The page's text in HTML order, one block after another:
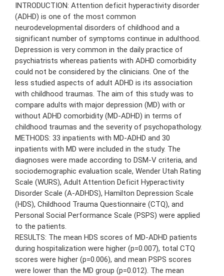
INTRODUCTION: Attention deficit hyperactivity disorder
(ADHD) is one of the most common
neurodevelopmental disorders of childhood and a
significant number of symptoms continue in adulthood.
Depression is very common in the daily practice of
psychiatrists whereas patients with ADHD comorbidity
could not be considered by the clinicians. One of the
less studied aspects of adult ADHD is its association
with childhood traumas. The aim of this study was to
compare adults with major depression (MD) with or
without ADHD comorbidity (MD-ADHD) in terms of
childhood traumas and the severity of psychopathology.
METHODS: 33 inpatients with MD-ADHD and 30
inpatients with MD were included in the study. The
diagnoses were made according to DSM-V criteria, and
sociodemographic evaluation scale, Wender Utah Rating
Scale (WURS), Adult Attention Deficit Hyperactivity
Disorder Scale (A-ADHDS), Hamilton Depression Scale
(HDS), Childhood Trauma Questionnaire (CTQ), and
Personal Social Performance Scale (PSPS) were applied
to the patients.
RESULTS: The mean HDS scores of MD-ADHD patients
during hospitalization were higher (p=0.007), total CTQ
scores were higher (p=0.006), and mean PSPS scores
were lower than the MD group (p=0.012). The mean